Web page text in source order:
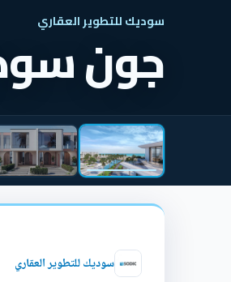
سوديك للتطوير العقاري
جون
سوديك للتطوير العقاري